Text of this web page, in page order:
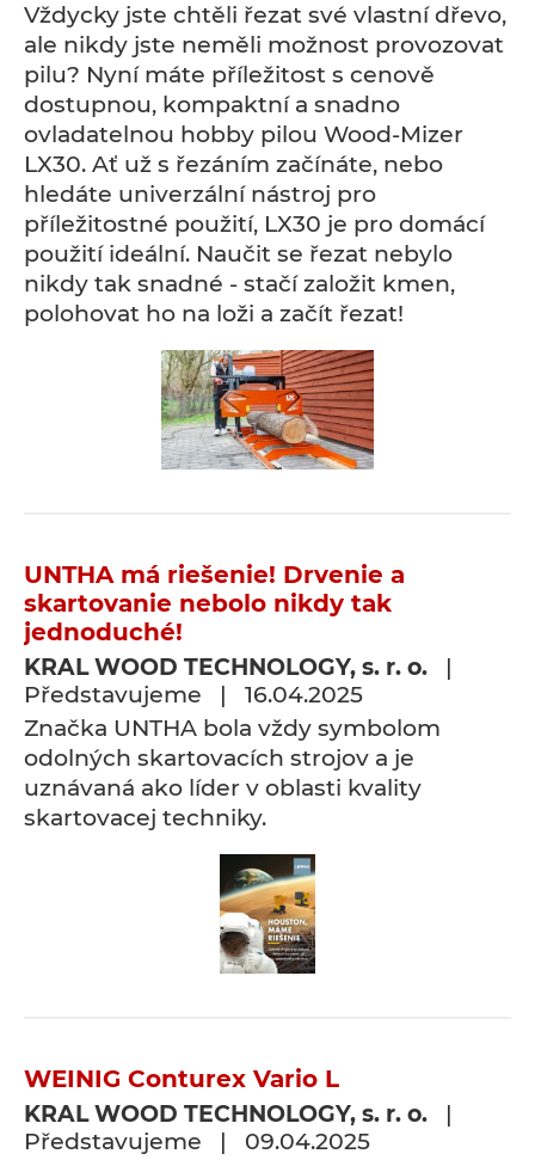
Vždycky jste chtěli řezat své vlastní dřevo,
ale nikdy jste neměli možnost provozovat
pilu? Nyní máte příležitost s cenově
dostupnou, kompaktní a snadno
ovladatelnou hobby pilou Wood-Mizer
LX30. Ať už s řezáním začínáte, nebo
hledáte univerzální nástroj pro
příležitostné použití, LX30 je pro domácí
použití ideální. Naučit se řezat nebylo
nikdy tak snadné - stačí založit kmen,
polohovat ho na loži a začít řezat!
UNTHA má riešenie! Drvenie a
skartovanie nebolo nikdy tak
jednoduché!
KRAL WOOD TECHNOLOGY, s. r. o. |
Představujeme | 16.04.2025
Značka UNTHA bola vždy symbolom
odolných skartovacích strojov a je
uznávaná ako líder v oblasti kvality
skartovacej techniky.
WEINIG Conturex Vario L
KRAL WOOD TECHNOLOGY, s. r. o. |
Představujeme | 09.04.2025